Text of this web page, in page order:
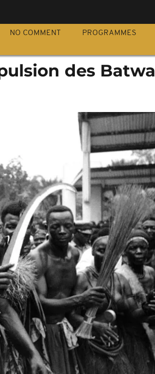
NO COMMENT PROGRAMMES
des Batwa